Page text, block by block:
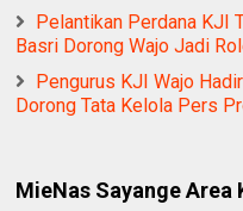
Pelantikan Perdana KJI
Basri Dorong Wajo Jadi
Pengurus KJI Wajo
Dorong Tata Kelola Pers
MieNas Sayange Area